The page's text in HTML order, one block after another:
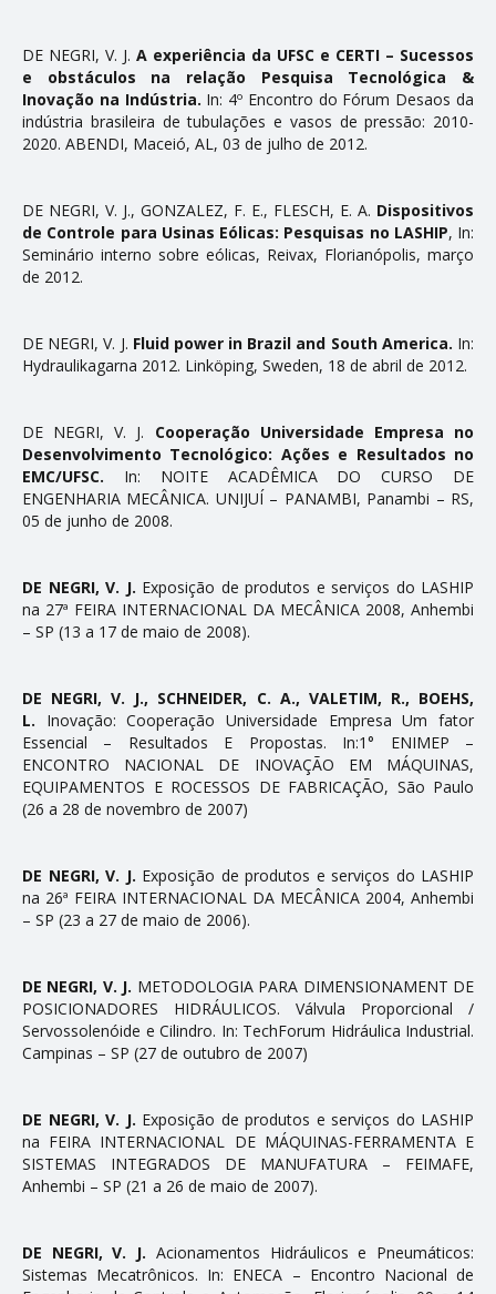
Eventos
Projetos de Pesquisa em Andamento
Produtos, Cursos e Serviços Técnicos
NOTÍCIAS
DE NEGRI, V. J. A experiência da UFSC e CERTI – Sucessos
e obstáculos na relação Pesquisa Tecnológica &
Inovação na Indústria. In: 4º Encontro do Fórum Desafios da
indústria brasileira de tubulações e vasos de pressão: 2010-
2020. ABENDI, Maceió, AL, 03 de julho de 2012.
DE NEGRI, V. J., GONZALEZ, F. E., FLESCH, E. A. Dispositivos
de Controle para Usinas Eólicas: Pesquisas no LASHIP, In:
Seminário interno sobre eólicas, Reivax, Florianópolis, março
de 2012.
DE NEGRI, V. J. Fluid power in Brazil and South America. In:
Hydraulikagarna 2012. Linköping, Sweden, 18 de abril de 2012.
DE NEGRI, V. J. Cooperação Universidade Empresa no
Desenvolvimento Tecnológico: Ações e Resultados no
EMC/UFSC. In: NOITE ACADÊMICA DO CURSO DE
ENGENHARIA MECÂNICA. UNIJUÍ – PANAMBI, Panambi – RS,
05 de junho de 2008.
DE NEGRI, V. J. Exposição de produtos e serviços do LASHIP
na 27ª FEIRA INTERNACIONAL DA MECÂNICA 2008, Anhembi
– SP (13 a 17 de maio de 2008).
DE NEGRI, V. J., SCHNEIDER, C. A., VALETIM, R., BOEHS,
L.
Inovação: Cooperação Universidade Empresa Um fator
Essencial – Resultados E Propostas. In:1° ENIMEP –
ENCONTRO NACIONAL DE INOVAÇÃO EM MÁQUINAS,
EQUIPAMENTOS E ROCESSOS DE FABRICAÇÃO, São Paulo
(26 a 28 de novembro de 2007)
DE NEGRI, V. J. Exposição de produtos e serviços do LASHIP
na 26ª FEIRA INTERNACIONAL DA MECÂNICA 2004, Anhembi
– SP (23 a 27 de maio de 2006).
DE NEGRI, V. J. METODOLOGIA PARA DIMENSIONAMENT DE
POSICIONADORES HIDRÁULICOS. Válvula Proporcional /
Servossolenóide e Cilindro. In: TechForum Hidráulica Industrial.
Campinas – SP (27 de outubro de 2007)
DE NEGRI, V. J. Exposição de produtos e serviços do LASHIP
na FEIRA INTERNACIONAL DE MÁQUINAS-FERRAMENTA E
SISTEMAS INTEGRADOS DE MANUFATURA – FEIMAFE,
Anhembi – SP (21 a 26 de maio de 2007).
DE NEGRI, V. J. Acionamentos Hidráulicos e Pneumáticos:
Sistemas Mecatrônicos. In: ENECA – Encontro Nacional de